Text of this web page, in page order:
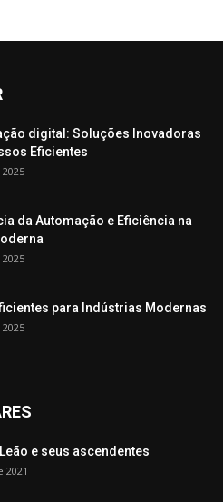
digital: Soluções Inovadoras
Eficientes
da Automação e Eficiência na
para Indústrias Modernas
e seus ascendentes
2021